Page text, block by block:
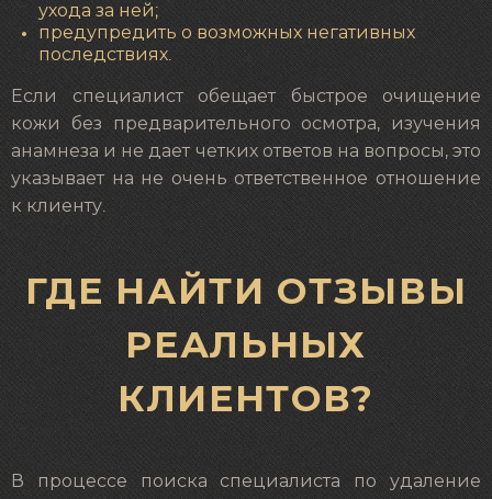
ухода за ней;
предупредить о возможных негативных
последствиях.
Если специалист обещает быстрое очищение
кожи без предварительного осмотра, изучения
анамнеза и не дает четких ответов на вопросы, это
указывает на не очень ответственное отношение
к клиенту.
ГДЕ НАЙТИ ОТЗЫВЫ
РЕАЛЬНЫХ
КЛИЕНТОВ?
В процессе поиска специалиста по удаление